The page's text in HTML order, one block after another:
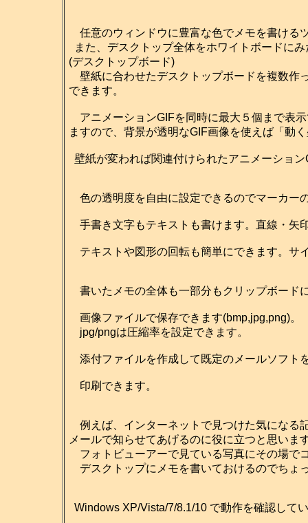
任意のウィンドウに豊富な色でメモを書ける
また、デスクトップ全体をホワイトボードに
(デスクトップボード)
壁紙に合わせたデスクトップボードを複数作
できます。
アニメーションGIFを同時に最大５個まで表
ますので、背景が透明なGIF画像を使えば「動
壁紙が変われば関連付けられたアニメーショ
色の透明度を自由に設定できるのでマーカー
手書き文字もテキストも書けます。直線・矢
テキストや図形の回転も簡単にできます。サ
書いたメモの全体も一部分もクリップボード
画像ファイルで保存できます(bmp,jpg,png)。
jpg/pngは圧縮率を設定できます。
添付ファイルを作成して既定のメールソフト
印刷できます。
例えば、インターネットで見つけた気になる
メールで知らせてあげるのに役に立つと思いま
フォトビューアーで見ている写真にその場で
デスクトップにメモを書いておけるのでちょ
Windows XP/Vista/7/8.1/10 で動作を確認して